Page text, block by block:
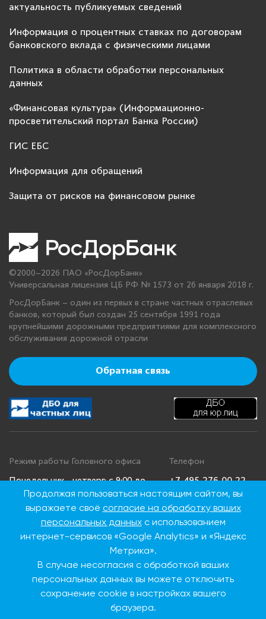
актуальность публикуемых сведений
Информация о процентных ставках по договорам
банковского вклада с физическими лицами
Политика в области обработки персональных
данных
«Финансовая культура» (Информационно-
просветительский портал Банка России)
ГИС ЕБС
Информация для обращений
Защита от рисков на финансовом рынке
©2000–2026 ПАО «РосДорБанк»
Универсальная лицензия ЦБ РФ № 1573 от 26 января 2018 г.
РосДорБанк – один из первых в стране частных отраслевых
банков, который был создан 25 сентября 1991 года
крупнейшими дорожными предприятиями для комплексного
обслуживания дорожной отрасли
Обратная связь
Режим работы Головного офиса
Понедельник - четверг: с 9:00 до
18:00
Пятница: с 9:00 до 16:45
Суббота, воскресенье: выходные
дни
Телефон
+7 495 276 00 22
8 800 100 00 22
(Бесплатно по
России)
Адрес Головного офиса
115093, г. Москва, ул.
Дубининская, д. 86
Продолжая пользоваться настоящим сайтом, вы
выражаете своё согласие на обработку ваших
персональных данныхс использованием
интернет-сервисов «Google Analytics» и «Яндекс
Метрика».
В случае несогласия с обработкой ваших
персональных данных вы можете отключить
сохранение cookie в настройках вашего
браузера.